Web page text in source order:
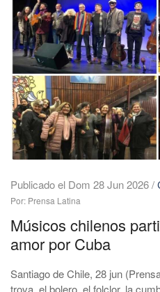
Publicado el Dom 28 Jun 2026/
Por: Prensa Latina
Músicos chilenos
amor por Cuba
Santiago de Chile, 28 jun
trova, el bolero, el folclor, la